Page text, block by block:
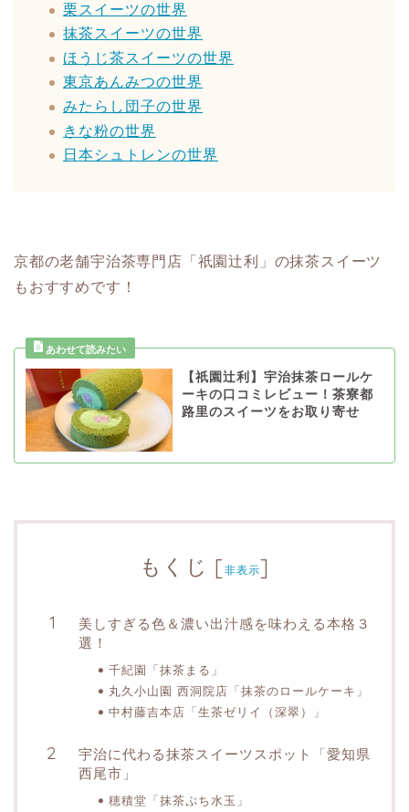
栗スイーツの世界
抹茶スイーツの世界
ほうじ茶スイーツの世界
東京あんみつの世界
みたらし団子の世界
きな粉の世界
日本シュトレンの世界
京都の老舗宇治茶専門店「祇園辻利」の抹茶スイーツ
もおすすめです！
【祇園辻利】宇治抹茶ロールケ
ーキの口コミレビュー！茶寮都
路里のスイーツをお取り寄せ
もくじ [非表示]
美しすぎる色＆濃い出汁感を味わえる本格３
選！
千紀園「抹茶まる」
丸久小山園 西洞院店「抹茶のロールケーキ」
中村藤吉本店「生茶ゼリイ（深翠）」
宇治に代わる抹茶スイーツスポット「愛知県
西尾市」
穂積堂「抹茶ぷち水玉」